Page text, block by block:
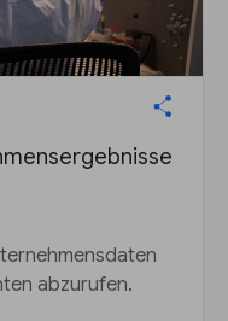
abzurufen.